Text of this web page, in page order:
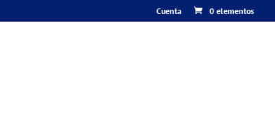
Cuenta 0 elementos